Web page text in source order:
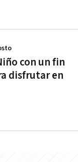
con un fin
disfrutar en